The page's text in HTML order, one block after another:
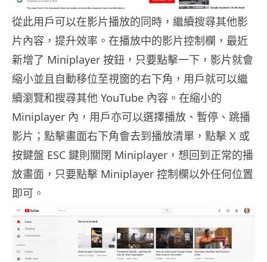
從此用戶可以在影片播放的同時，繼續搜尋其他影
片內容，提升效率。在播放中的影片控制欄，最近
新增了 Miniplayer 按鈕，只要點擊一下，影片就會
縮小並且自動移位至視窗的右下角，用戶就可以繼
續瀏覽和搜尋其他 YouTube 內容。在縮小的
Miniplayer 內，用戶亦可以選擇播放、暫停、跳播
影片；點擊畫面右下角會去到播放清單，點擊 X 或
按鍵盤 ESC 鍵則關閉 Miniplayer，想回到正常的播
放畫面，只要點擊 Miniplayer 控制欄以外任何位置
即可。